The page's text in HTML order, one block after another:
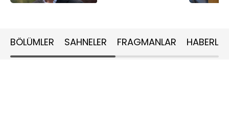
BÖLÜMLER SAHNELER FRAGMANLAR HABERLER